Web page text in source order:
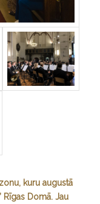
kuru augustā
Rīgas Domā. Jau